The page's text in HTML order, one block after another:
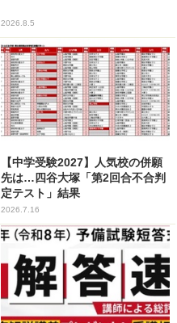
2026.8.5
【中学受験2027】人気校の併願
先は…四谷大塚「第2回合不合判
定テスト」結果
2026.7.16